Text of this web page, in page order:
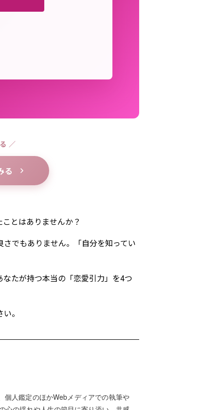
／
る
とはありませんか？
でもありません。「自分を知ってい
たが持つ本当の「恋愛引力」を4つ
。
個人鑑定のほかWebメディアでの執筆や